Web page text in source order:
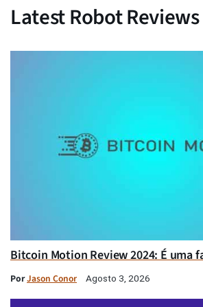
Latest Robot Reviews
Bitcoin Motion Review 2024: É uma
PorJason Conor Agosto 3, 2026